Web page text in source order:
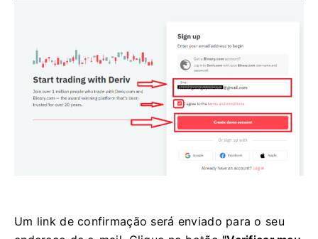
Um link de confirmação será enviado para o seu